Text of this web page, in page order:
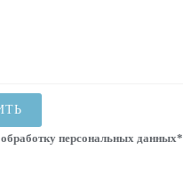
обработку персональных данных*